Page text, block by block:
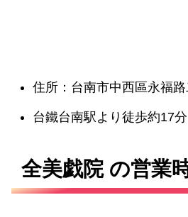
住所：台南市中西區永福
台鐵台南駅より徒歩約17分
全美戯院 の営業